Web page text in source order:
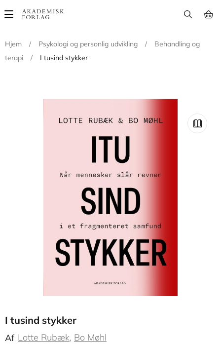
Main
Hjem
/ Psykologi og personlig udvikling /
Behandling og
terapi
/ I tusind stykker
I tusind stykker
Af Lotte Rubæk Bo Møhl